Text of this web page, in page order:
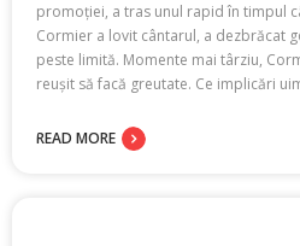
promoției, a tras unul rapid în timpul
Cormier a lovit cântarul, a dezbrăcat
peste limită. Momente mai târziu,
reușit să facă greutate. Ce implicări
READ MORE